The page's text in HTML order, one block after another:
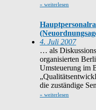
» weiterlesen
4. Juli 2007
… als
organisierten
Umsteuerung im
die zuständige
» weiterlesen